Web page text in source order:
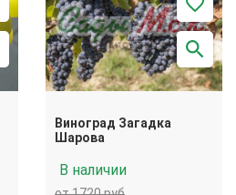
Виноград Загадка
Шарова
В наличии